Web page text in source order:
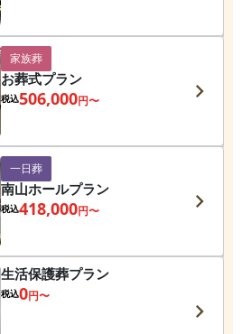
家族葬
お葬式プラン
税込506,000円〜
一日葬
南山ホールプラン
税込418,000円〜
生活保護葬プラン
税込0円〜